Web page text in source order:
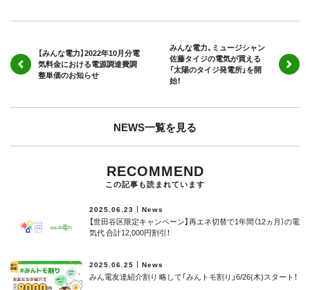
【みんな電力】2022年10月分電
気料金における電源調達費調
整単価のお知らせ
みんな電力、ミュージシャン
佐藤タイジの電気が買える
「太陽のタイジ発電所」を開
始！
NEWS一覧を見る
RECOMMEND
この記事も読まれています
2025.06.23 News
【世田谷区限定キャンペーン】再エネ切替で1年間（12ヵ月）の電
気代 合計12,000円割引！
2025.06.25 News
みん電友達紹介割り 略して「みんトモ割り」6/26(木)スタート！